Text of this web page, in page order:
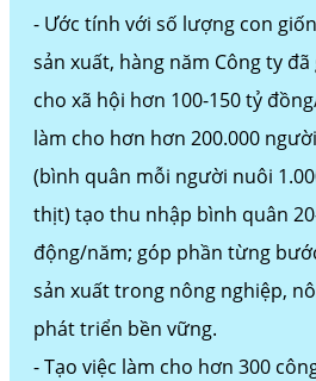
- Ước tính với số lượng con
sản xuất, hàng năm Công ty
cho xã hội hơn 100-150 tỷ
làm cho hơn hơn 200.000
(bình quân mỗi người nuôi
thịt) tạo thu nhập bình quân
động/năm; góp phần từng
sản xuất trong nông nghiệp,
phát triển bền vững.
- Tạo việc làm cho hơn 300